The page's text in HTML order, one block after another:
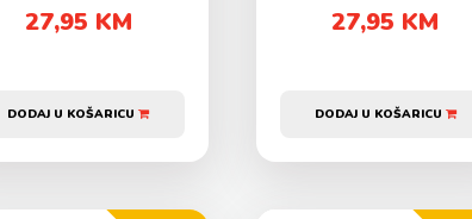
27,95 KM
DODAJ U KOŠARICU
27,95 KM
DODAJ U KOŠARICU